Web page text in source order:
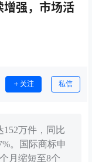
增强，市场活
关注 私信
152万件，同比
。国际商标申
月缩短至8个